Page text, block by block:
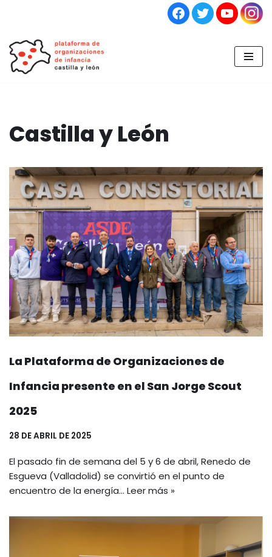
al
contenido
Castilla y León
La Plataforma de Organizaciones de
Infancia presente en el San Jorge Scout
2025
28 DE ABRIL DE 2025
El pasado fin de semana del 5 y 6 de abril, Renedo de
Esgueva (Valladolid) se convirtió en el punto de
encuentro de la energía… Leer más »